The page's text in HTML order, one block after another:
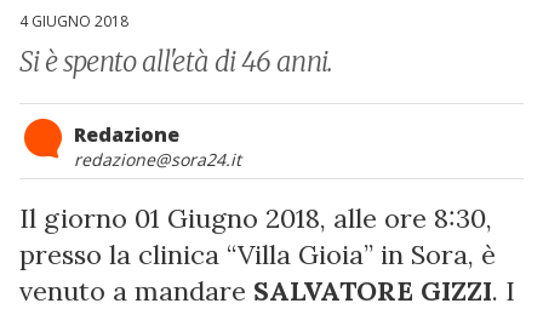
4 GIUGNO 2018
Si è spento all'età di 46 anni.
Redazione
redazione@sora24.it
Il giorno 01 Giugno 2018, alle ore 8:30,
presso la clinica “Villa Gioia” in Sora, è
venuto a mandare SALVATORE GIZZI. I